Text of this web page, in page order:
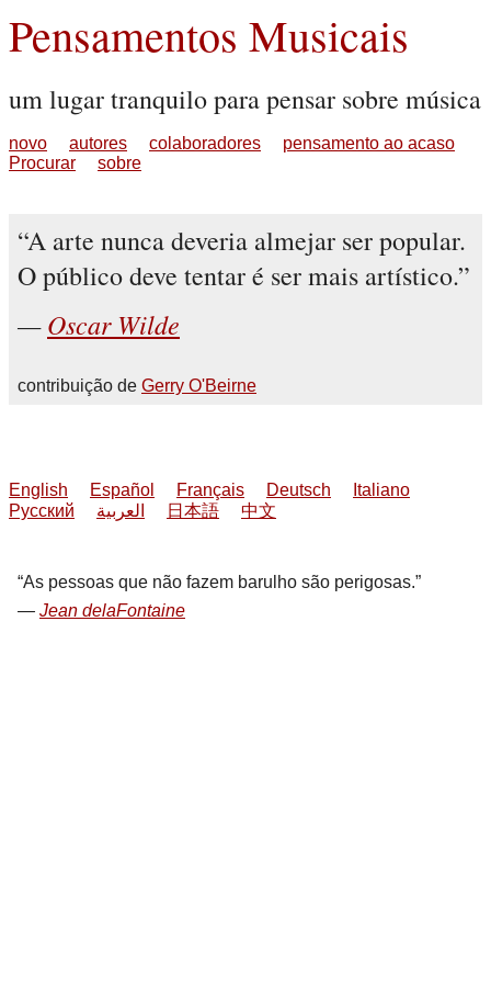
Pensamentos Musicais
um lugar tranquilo para pensar sobre música
novo autores colaboradores
pensamento ao acaso
Procurar
sobre
A arte nunca deveria almejar ser popular.
O público deve tentar é ser mais artístico.
Oscar Wilde
contribuição de Gerry O'Beirne
English Español Français Deutsch
Italiano
Русский
العربية 日本語 中文
As pessoas que não fazem barulho são perigosas.
Jean delaFontaine